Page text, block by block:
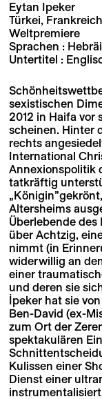
Eytan Ipeker
Türkei,
Weltpremiere
Sprachen :
Untertitel :
sexistischen
2012 in Haifa vor
scheinen. Hinter
rechts
International
Annexionspolitik
tatkräftig
Altersheims
Überlebende des
über Achtzig,
nimmt (in
widerwillig an
einer
und deren sie
İpeker hat sie
Ben-David (ex-
zum Ort der
spektakulären
Kulissen einer
Dienst einer